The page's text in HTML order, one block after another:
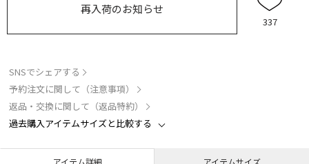
再入荷のお知らせ
337
SNSでシェアする
予約注文に関して（注意事項）
返品・交換に関して（返品特約）
過去購入アイテムサイズと比較する